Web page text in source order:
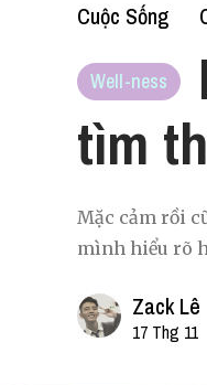
Cuộc Sống
Well-ness
tìm
Mặc cảm rồi
mình hiểu rõ
Zack Lê
17 Thg 11